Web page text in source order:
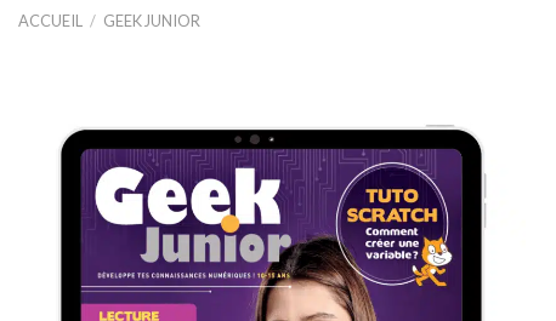
ACCUEIL / GEEK JUNIOR